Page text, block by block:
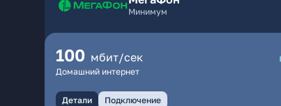
Минимум
100 мбит/сек
Домашний интернет
Детали Подключение